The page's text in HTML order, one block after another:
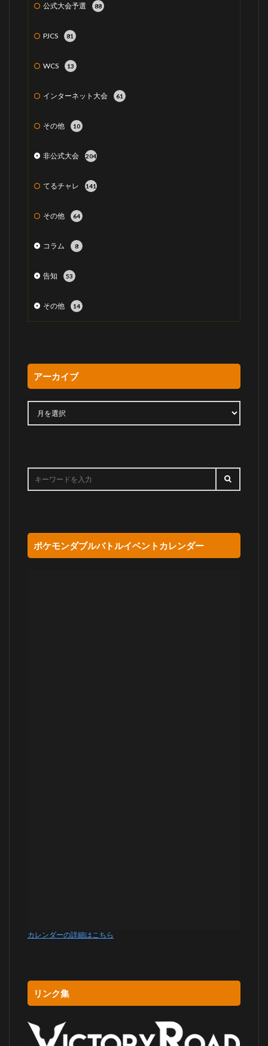
公式大会予選 88
PJCS 81
WCS 13
インターネット大会 61
その他 10
非公式大会 204
てるチャレ 141
その他 64
コラム 8
告知 53
その他 14
アーカイブ
ポケモンダブルバトルイベントカレンダー
カレンダーの詳細はこちら
リンク集